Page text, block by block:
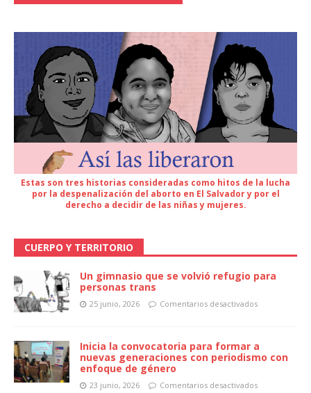
Estas son tres historias consideradas como hitos de la lucha
por la despenalización del aborto en El Salvador y por el
derecho a decidir de las niñas y mujeres.
CUERPO Y TERRITORIO
Un gimnasio que se volvió refugio para
personas trans
25 junio, 2026 Comentarios desactivados
Inicia la convocatoria para formar a
nuevas generaciones con periodismo con
enfoque de género
23 junio, 2026 Comentarios desactivados